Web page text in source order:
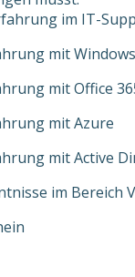
im IT-
mit
mit Office
mit Azure
mit Active
im Bereich